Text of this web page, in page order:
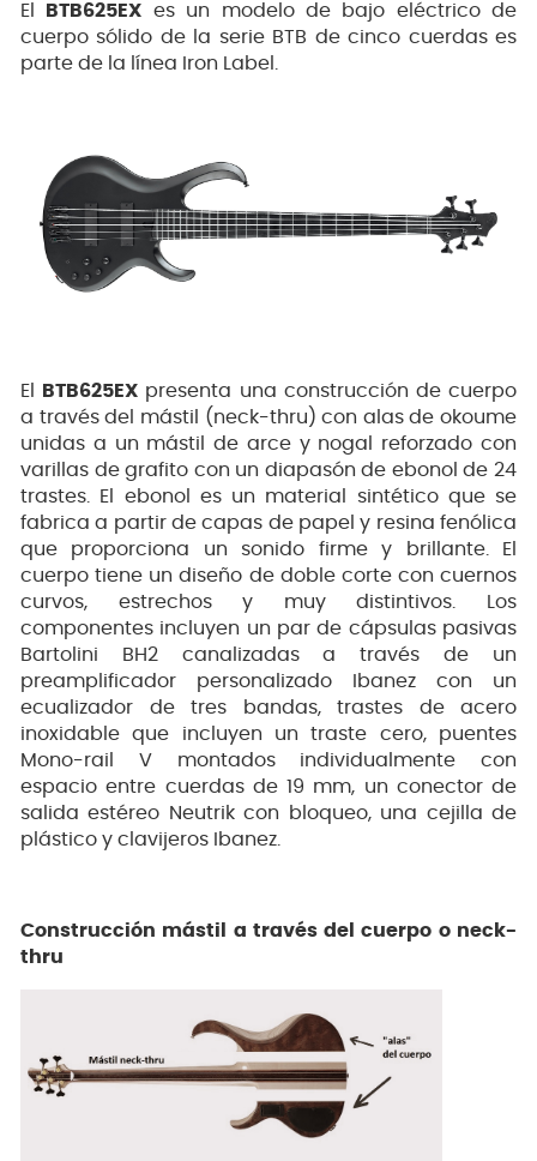
El BTB625EX es un modelo de bajo eléctrico de
cuerpo sólido de la serie BTB de cinco cuerdas es
parte de la línea Iron Label.
El BTB625EX presenta una construcción de cuerpo
a través del mástil (neck-thru) con alas de okoume
unidas a un mástil de arce y nogal reforzado con
varillas de grafito con un diapasón de ebonol de 24
trastes. El ebonol es un material sintético que se
fabrica a partir de capas de papel y resina fenólica
que proporciona un sonido firme y brillante. El
cuerpo tiene un diseño de doble corte con cuernos
curvos, estrechos y muy distintivos. Los
componentes incluyen un par de cápsulas pasivas
Bartolini BH2 canalizadas a través de un
preamplificador personalizado Ibanez con un
ecualizador de tres bandas, trastes de acero
inoxidable que incluyen un traste cero, puentes
Mono-rail V montados individualmente con
espacio entre cuerdas de 19 mm, un conector de
salida estéreo Neutrik con bloqueo, una cejilla de
plástico y clavijeros Ibanez.
Construcción mástil a través del cuerpo o neck-
thru